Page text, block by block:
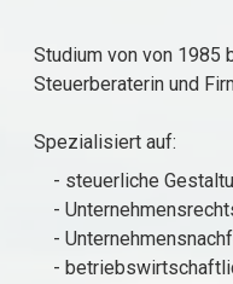
Studium von von 1985
Steuerberaterin und
Spezialisiert auf:
- steuerliche
-
-
-